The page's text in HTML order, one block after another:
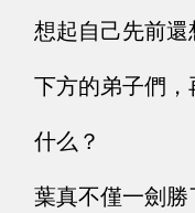
想起自己先前
下方的弟子們
什么？
葉真不僅一劍